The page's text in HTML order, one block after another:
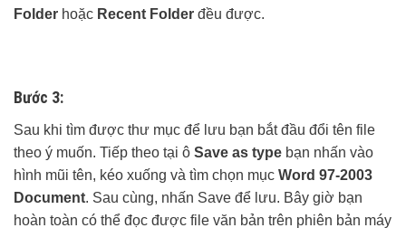
Folder hoặc Recent Folder đều được.
Bước 3:
Sau khi tìm được thư mục để lưu bạn bắt đầu đổi tên file
theo ý muốn. Tiếp theo tại ô Save as type bạn nhấn vào
hình mũi tên, kéo xuống và tìm chọn mục Word 97-2003
Document. Sau cùng, nhấn Save để lưu. Bây giờ bạn
hoàn toàn có thể đọc được file văn bản trên phiên bản máy